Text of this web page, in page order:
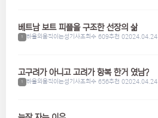
베트남 보트 피플을 구조한 선장의 삶
1 하울의움직이는성기사조회수 609추천 02024.04.24
고구려가 아니고 고려가 항복 한거 였남?
1 하울의움직이는성기사조회수 656추천 02024.04.24